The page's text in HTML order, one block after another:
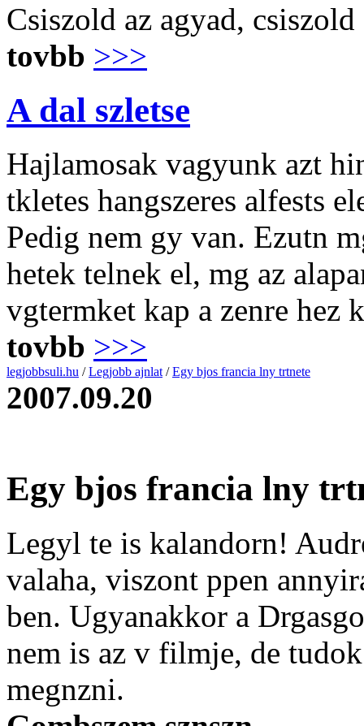
Csiszold az agyad,
tovbb >>>
A dal szletse
Hajlamosak vagyunk azt
tkletes hangszeres alfests
Pedig nem gy van. Ezutn
hetek telnek el, mg az
vgtermket kap a zenre hez
tovbb >>>
legjobbsuli.hu /Legjobb ajnlat/Egy bjos francia lny trtnete
2007.09.20
Egy bjos francia lny
Legyl te is kalandorn!
valaha, viszont ppen
ben. Ugyanakkor a
nem is az v filmje, de
megnzni.